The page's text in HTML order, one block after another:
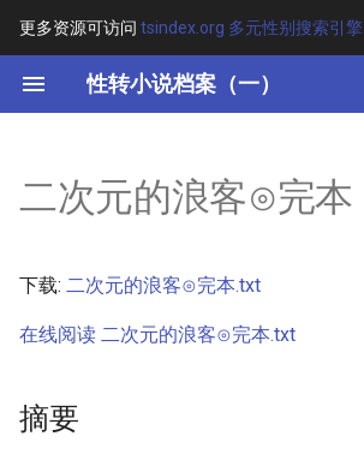
更多资源可访问 tsindex.org 多元性别搜索引擎
性转小说档案（一）
键
开
搜
索
其他信息 [Processed Page
二次元的浪客⊙完本
下载: 二次元的浪客⊙完本.txt
在线阅读 二次元的浪客⊙完本.txt
摘要